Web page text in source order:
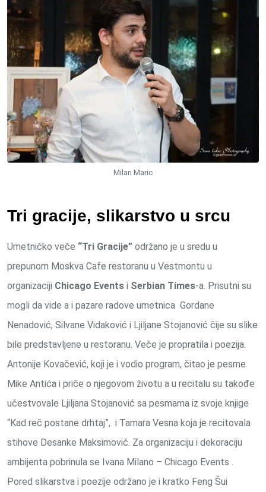
Milan Maric
Tri gracije, slikarstvo u srcu
Umetničko veče “Tri Gracije” održano je u sredu u
prepunom Moskva Cafe restoranu u Vestmontu u
organizaciji Chicago Events i Serbian Times-a. Prisutni su
mogli da vide a i pazare radove umetnica Gordane
Nenadović, Silvane Vidaković i Ljiljane Stojanović čije su slike
bile predstavljene u restoranu. Veče je propratila i poezija.
Antonije Kovačević, koji je i vodio program, čitao je pesme
Mike Antića i priče o njegovom životu a u recitalu su takođe
učestvovale Ljiljana Stojanović sa pesmama iz svoje knjige
“Kad reč postane drhtaj”, i Tamara Vesna koja je recitovala
stihove Desanke Maksimović. Za organizaciju i dekoraciju
ambijenta pobrinula se Ivana Milano – Chicago Events .
Pored slikarstva i poezije održano je i kratko Feng Šui